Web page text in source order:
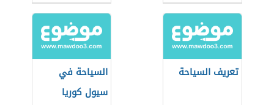
تعريف السياحة
السياحة في
سيول كوريا